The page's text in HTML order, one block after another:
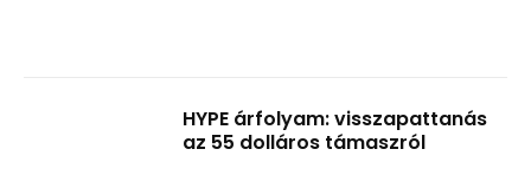
HYPE árfolyam: visszapattanás
az 55 dolláros támaszról